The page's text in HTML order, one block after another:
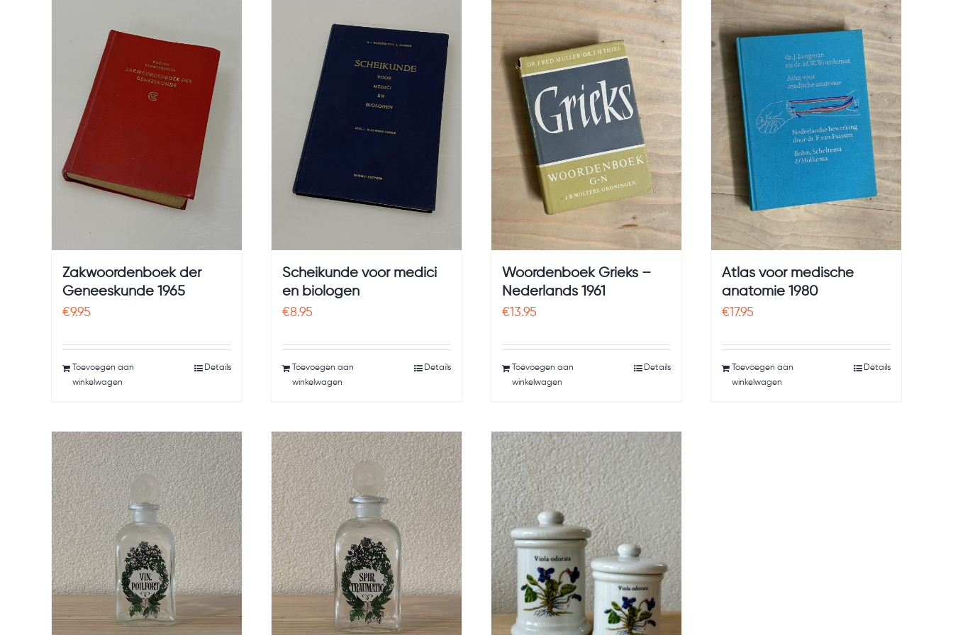
Zakwoordenboek der
Geneeskunde 1965
€9.95
Toevoegen aan
winkelwagen
Details
Scheikunde voor medici
en biologen
€8.95
Toevoegen aan
winkelwagen
Details
Woordenboek Grieks –
Nederlands 1961
€13.95
Toevoegen aan
winkelwagen
Details
Atlas voor medische
anatomie 1980
€17.95
Toevoegen aan
winkelwagen
Details